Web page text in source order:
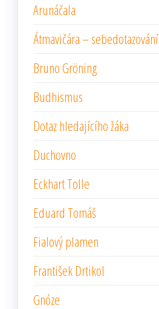
Arunáčala
Átmavičára – sebedotazování
Bruno Gröning
Budhismus
Dotaz hledajícího žáka
Duchovno
Eckhart Tolle
Eduard Tomáš
Fialový plamen
František Drtikol
Gnóze